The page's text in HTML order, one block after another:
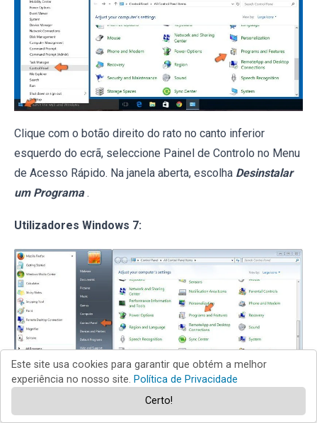
Clique com o botão direito do rato no canto inferior
esquerdo do ecrã, seleccione Painel de Controlo no Menu
de Acesso Rápido. Na janela aberta, escolha Desinstalar
um Programa .
Utilizadores Windows 7:
("Logo Windows" no canto inferior esquerdo
do seu ambiente de trabalho), escolha oPainel de
Este site usa cookies para garantir que obtém a melhor
experiência no nosso site. Política de Privacidade
Certo!